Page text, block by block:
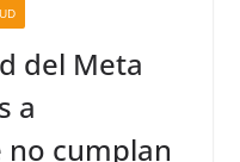
del Meta
a
no cumplan